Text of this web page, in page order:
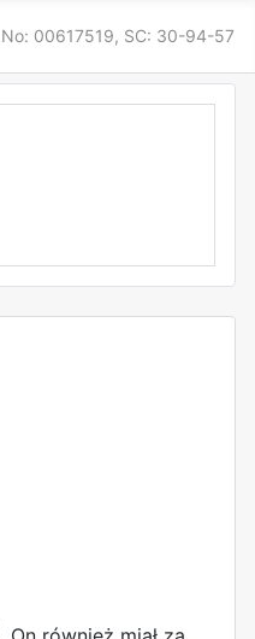
No: 00617519, SC: 30-94-57